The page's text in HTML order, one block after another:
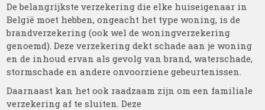
De belangrijkste verzekering die elke huiseigenaar in
België moet hebben, ongeacht het type woning, is de
brandverzekering (ook wel de woningverzekering
genoemd). Deze verzekering dekt schade aan je woning
en de inhoud ervan als gevolg van brand, waterschade,
stormschade en andere onvoorziene gebeurtenissen.
Daarnaast kan het ook raadzaam zijn om een familiale
verzekering af te sluiten. Deze